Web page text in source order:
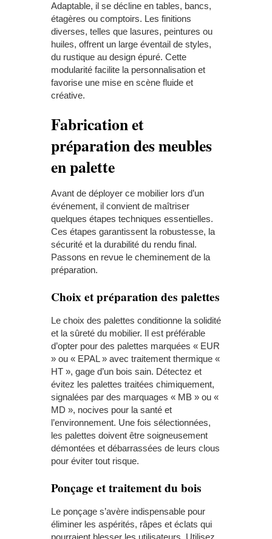
Adaptable, il se décline en tables, bancs,
étagères ou comptoirs. Les finitions
diverses, telles que lasures, peintures ou
huiles, offrent un large éventail de styles,
du rustique au design épuré. Cette
modularité facilite la personnalisation et
favorise une mise en scène fluide et
créative.
Fabrication et
préparation des meubles
en palette
Avant de déployer ce mobilier lors d’un
événement, il convient de maîtriser
quelques étapes techniques essentielles.
Ces étapes garantissent la robustesse, la
sécurité et la durabilité du rendu final.
Passons en revue le cheminement de la
préparation.
Choix et préparation des palettes
Le choix des palettes conditionne la solidité
et la sûreté du mobilier. Il est préférable
d’opter pour des palettes marquées « EUR
» ou « EPAL » avec traitement thermique «
HT », gage d’un bois sain. Détectez et
évitez les palettes traitées chimiquement,
signalées par des marquages « MB » ou «
MD », nocives pour la santé et
l’environnement. Une fois sélectionnées,
les palettes doivent être soigneusement
démontées et débarrassées de leurs clous
pour éviter tout risque.
Ponçage et traitement du bois
Le ponçage s’avère indispensable pour
éliminer les aspérités, râpes et éclats qui